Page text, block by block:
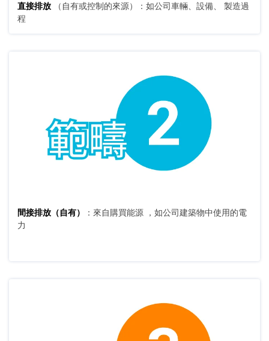
直接排放 （自有或控制的來源）：如公司車輛、設備、 製造過
程
間接排放（自有）
：來自購買能源 ，如公司建築物中使用的電
力